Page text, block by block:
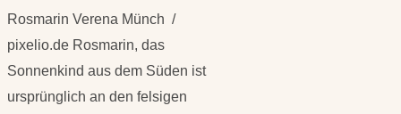
Rosmarin Verena Münch /
pixelio.de Rosmarin, das
Sonnenkind aus dem Süden ist
ursprünglich an den felsigen